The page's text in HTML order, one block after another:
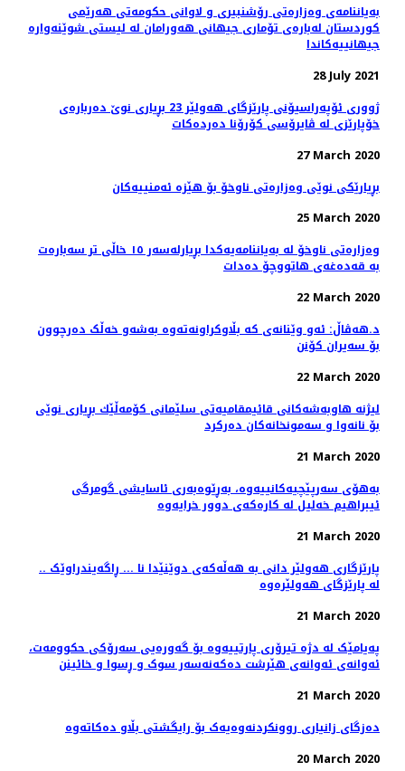
بەیاننامەی وەزارەتی رۆشنبیری و لاوانی حکومەتی هەرێمی
کوردستان لەبارەی تۆماری جیهانی هەورامان لە لیستی شوێنەوارە
جیهانییەکاندا
28 July 2021
ژووری ئۆپەراسیۆنی پارێزگای هەولێر 23 بڕیاری نوێ‌ دەربارەی
خۆپارێزی لە ڤایرۆسی كۆرۆنا دەردەكات
27 March 2020
بڕیارێكی نوێی وەزارەتی ناوخۆ بۆ هێزە ئەمنییەكان
25 March 2020
وەزارەتی ناوخۆ لە بەیاننامەیەکدا بڕیارلەسەر ١٥ خاڵی تر سەبارەت
بە قەدەغەی هاتووچۆ دەدات
22 March 2020
د.هەڤاڵ: ئەو وێنانەی کە بڵاوکراونەتەوە بەشەو خەڵک دەرچوون
بۆ سەیران کۆنن
22 March 2020
لیژنه‌ هاوبه‌شه‌كانی قائیمقامیه‌تی سلێمانی كۆمه‌ڵێك بڕیاری نوێی
بۆ نانه‌وا و سه‌مونخانه‌كان ده‌ركرد
21 March 2020
بەهۆی سەرپێچیەکانییەوە، بەڕێوەبەری ئاسایشی گومرگی
ئیبراهیم خەلیل لە کارەکەی دوور خرایەوە
21 March 2020
.. پارێزگاری هەولێر دانی بە هەڵەکەی دوێنێدا نا ... ڕاگەیندراوێک
لە پارێزگای هەولێرەوە
21 March 2020
پەیامێک لە دژە تیرۆری پارتییەوە بۆ گەورەیی سەرۆکی حکوومەت،
ئەوانەی ئەوانەی هێرشت دەکەنەسەر سوک و ڕسوا و خائینن
21 March 2020
دەزگای زانیاری روونکردنەوەیەک بۆ رایگشتی بڵاو دەکاتەوە
20 March 2020